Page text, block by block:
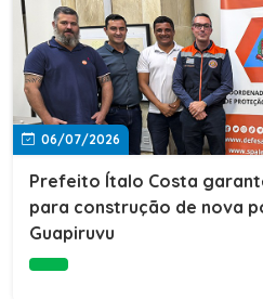
06/07/2026
Prefeito Ítalo Costa
para construção de nova
Guapiruvu